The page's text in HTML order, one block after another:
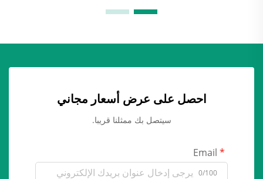
احصل على عرض أسعار مجاني
سيتصل بك ممثلنا قريبا.
0/100